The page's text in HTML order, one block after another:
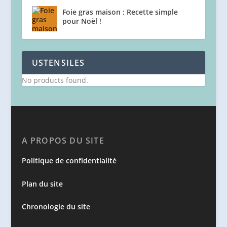
Foie gras maison : Recette simple
pour Noël !
USTENSILES
No products found.
A PROPOS DU SITE
Politique de confidentialité
Plan du site
Chronologie du site